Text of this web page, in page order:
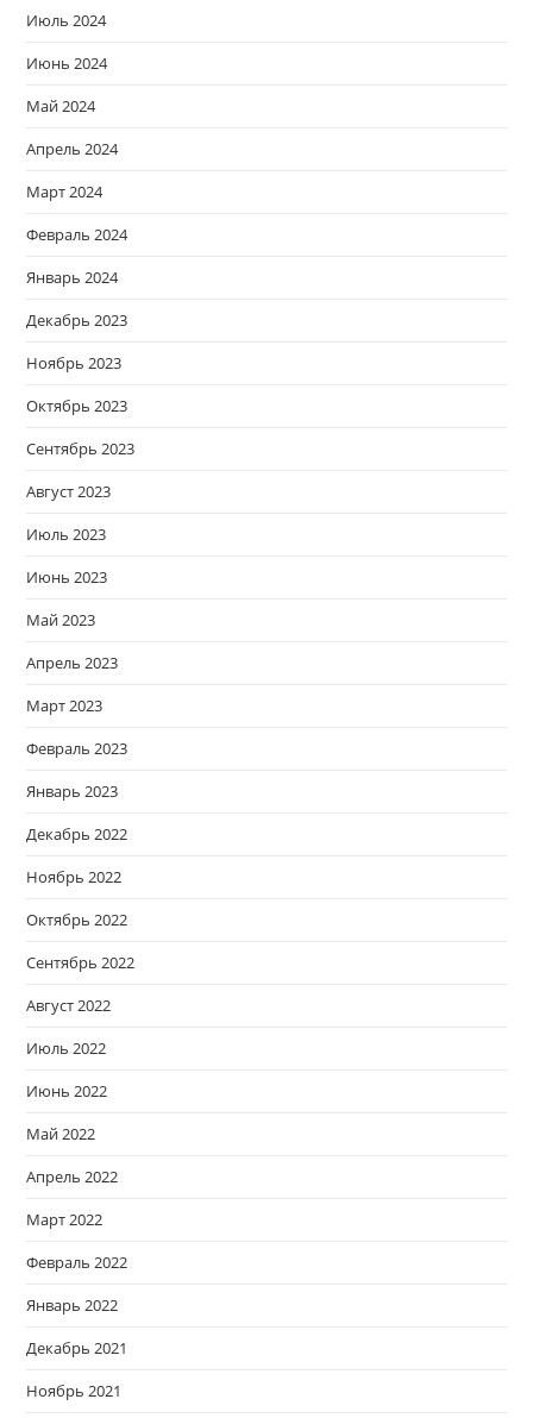
Июль 2024
Июнь 2024
Май 2024
Апрель 2024
Март 2024
Февраль 2024
Январь 2024
Декабрь 2023
Ноябрь 2023
Октябрь 2023
Сентябрь 2023
Август 2023
Июль 2023
Июнь 2023
Май 2023
Апрель 2023
Март 2023
Февраль 2023
Январь 2023
Декабрь 2022
Ноябрь 2022
Октябрь 2022
Сентябрь 2022
Август 2022
Июль 2022
Июнь 2022
Май 2022
Апрель 2022
Март 2022
Февраль 2022
Январь 2022
Декабрь 2021
Ноябрь 2021